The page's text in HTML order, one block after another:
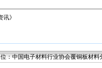
》
：中国电子材料行业协会覆铜板材